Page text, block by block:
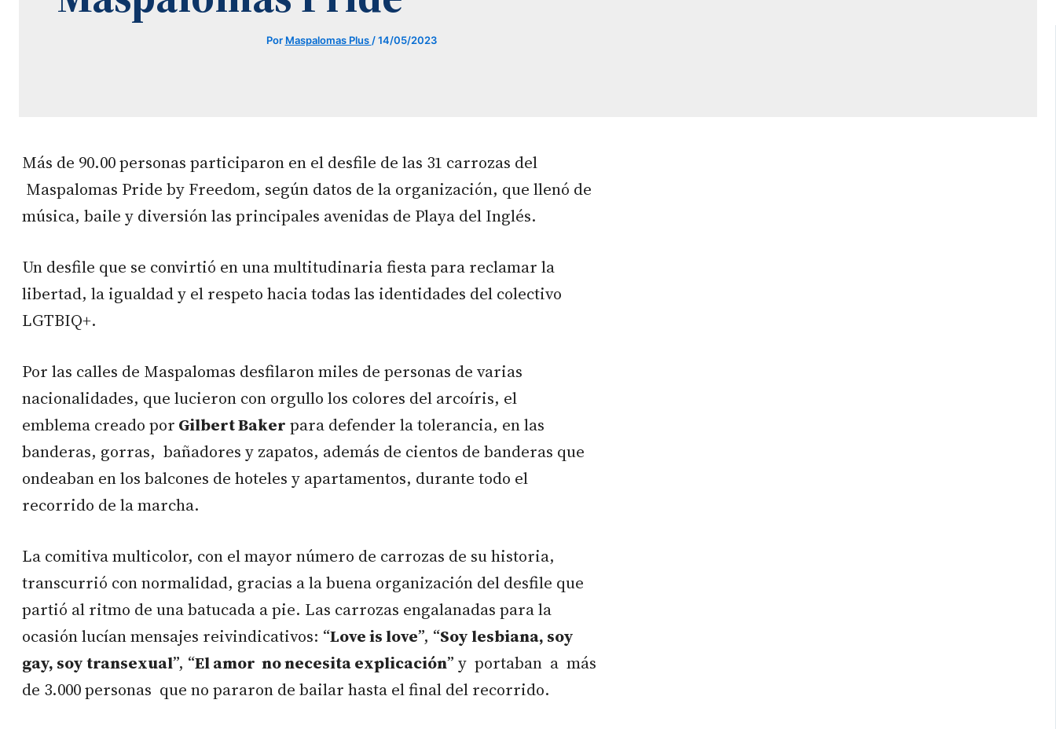
Por Maspalomas Plus/14/05/2023
Más de 90.00 personas participaron en el desfile de las 31 carrozas del
Maspalomas Pride by Freedom, según datos de la organización, que llenó de
música, baile y diversión las principales avenidas de Playa del Inglés.
Un desfile que se convirtió en una multitudinaria fiesta para reclamar la
libertad, la igualdad y el respeto hacia todas las identidades del colectivo
LGTBIQ+.
Por las calles de Maspalomas desfilaron miles de personas de varias
nacionalidades, que lucieron con orgullo los colores del arcoíris, el
emblema creado por Gilbert Baker para defender la tolerancia, en las
banderas, gorras, bañadores y zapatos, además de cientos de banderas que
ondeaban en los balcones de hoteles y apartamentos, durante todo el
recorrido de la marcha.
La comitiva multicolor, con el mayor número de carrozas de su historia,
transcurrió con normalidad, gracias a la buena organización del desfile que
partió al ritmo de una batucada a pie. Las carrozas engalanadas para la
ocasión lucían mensajes reivindicativos: “Love is love”, “Soy lesbiana, soy
gay, soy transexual”, “El amor no necesita explicación” y portaban a más
de 3.000 personas que no pararon de bailar hasta el final del recorrido.